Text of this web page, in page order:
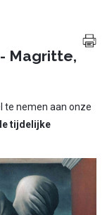
Magritte,
te nemen aan onze
tijdelijke